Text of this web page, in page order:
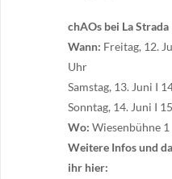
chAOs bei La Strada
Wann: Freitag, 12.
Uhr
Samstag, 13. Juni I
Sonntag, 14. Juni I
Wo: Wiesenbühne 1
Weitere Infos und
ihr hier: